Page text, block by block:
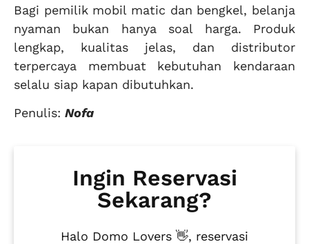
Bagi pemilik mobil matic dan bengkel, belanja
nyaman bukan hanya soal harga. Produk
lengkap, kualitas jelas, dan distributor
terpercaya membuat kebutuhan kendaraan
selalu siap kapan dibutuhkan.
Penulis: Nofa
Ingin Reservasi
Sekarang?
Halo Domo Lovers 👋, reservasi